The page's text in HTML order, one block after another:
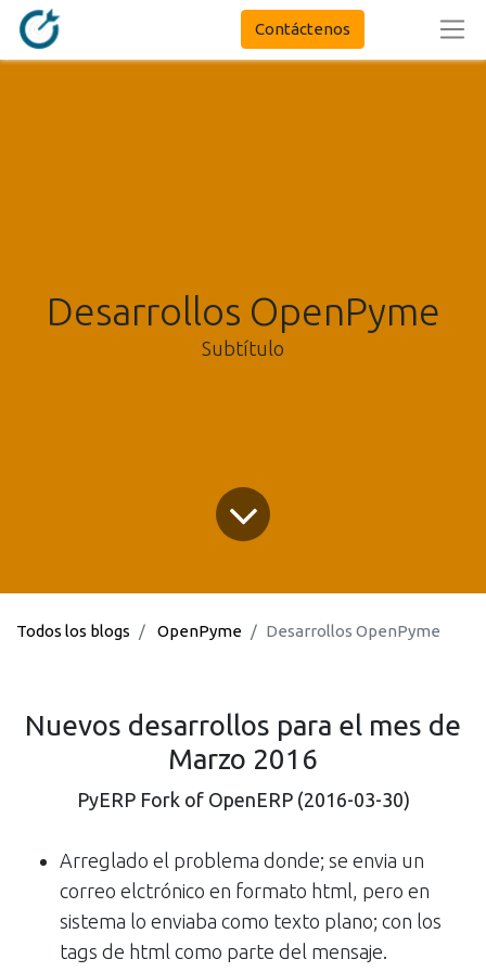
Contáctenos
Desarrollos OpenPyme
Subtítulo
Todos los blogs OpenPyme Desarrollos OpenPyme
Nuevos desarrollos para el mes de
Marzo 2016
PyERP Fork of OpenERP (2016-03-30)
Arreglado el problema donde; se envia un
correo elctrónico en formato html, pero en
sistema lo enviaba como texto plano; con los
tags de html como parte del mensaje.